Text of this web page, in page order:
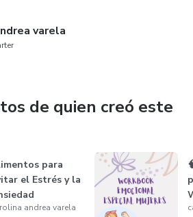
varela
de quien creó este
para
el Estrés y la
andrea varela